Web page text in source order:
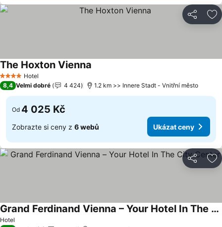
Sdílet
4 Počet hvězdiček
Hotel
The Hoxton Vienna
8,4 Velmi dobré 4 424 1.2 km >> Innere Stadt - Vnitřní město
Od 4 025 Kč
Zobrazte si ceny z 6 webů Ukázat ceny
Sdílet
Hotel
Grand Ferdinand Vienna – Your Hotel In The City Center
Ukázat ceny